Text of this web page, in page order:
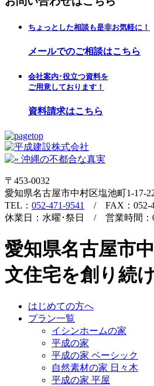
ちょっとした相談も是非お気軽に！
メールでのご相談はこちら
会社案内･役立つ資料を
ご用意しております！
資料請求はこちら
〒453-0032
愛知県名古屋市中村区塩池町1-17-
TEL： 052-471-9541
/ FAX：052-
休業日：水曜･祭日 / 営業時間：
愛知県名古屋市
文住宅を創り続
はじめての方へ
プラン一覧
イシンホームの家
平成の家
平成の家 ベーシック
自然素材の家 日々木
平成の家 平屋